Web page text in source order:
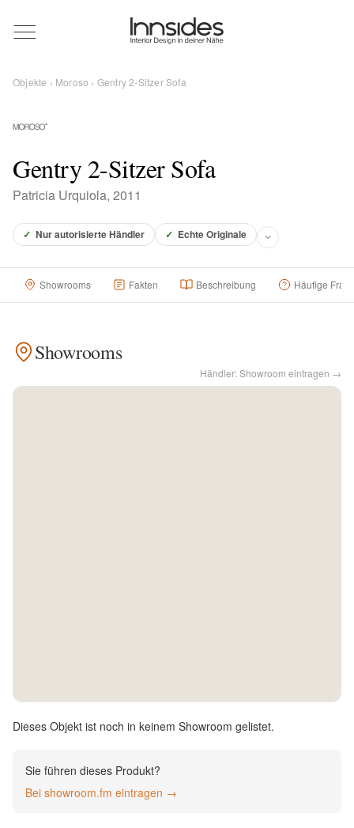
Magazin
Showrooms
Über uns
Kontakt
English
Deutsch
Objekte › Moroso › Gentry 2-Sitzer Sofa
Gentry 2-Sitzer Sofa
Patricia Urquiola, 2011
✓ Nur autorisierte Händler ✓ Echte Originale
Showrooms Fakten Beschreibung Häufige
Showrooms
Händler: Showroom eintragen →
Dieses Objekt ist noch in keinem Showroom gelistet.
Sie führen dieses Produkt?
Bei showroom.fm eintragen →